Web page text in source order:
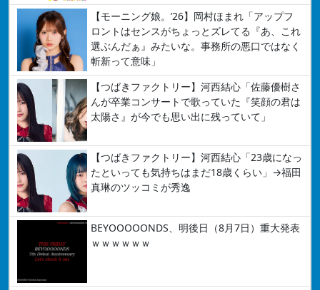
【モーニング娘。’26】岡村ほまれ「アップフ
ロントはセンスがちょっとズレてる『あ、これ
選ぶんだぁ』みたいな。事務所の悪口ではなく
斬新って意味」
【つばきファクトリー】河西結心「佐藤優樹さ
んが卒業コンサートで歌っていた『笑顔の君は
太陽さ』が今でも思い出に残っていて」
【つばきファクトリー】河西結心「23歳になっ
たといっても気持ちはまだ18歳くらい」→福田
真琳のツッコミが秀逸
BEYOOOOONDS、明後日（8月7日）重大発表
ｗｗｗｗｗｗ